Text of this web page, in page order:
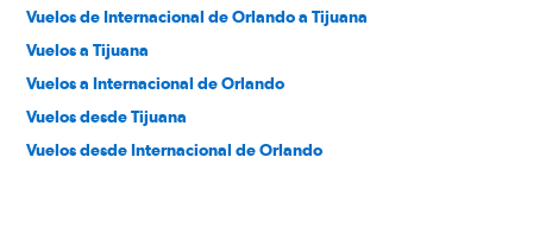
Vuelos de Internacional de Orlando a Tijuana
Vuelos a Tijuana
Vuelos a Internacional de Orlando
Vuelos desde Tijuana
Vuelos desde Internacional de Orlando